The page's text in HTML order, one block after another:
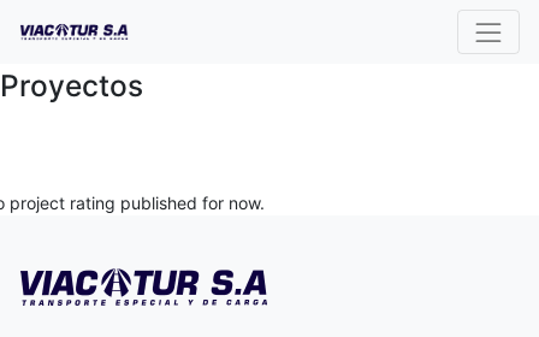
Proyectos
project rating published for now.